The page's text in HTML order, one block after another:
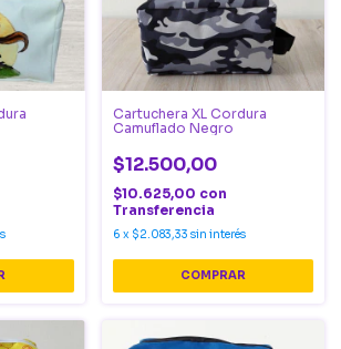
Cartuchera XL Cordura
Camuflado Negro
$12.500,00
$10.625,00 con
Transferencia
6 x $2.083,33 sin interés